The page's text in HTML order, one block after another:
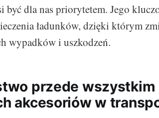
być dla nas priorytetem. Jego
ładunków, dzięki którym
wypadków i uszkodzeń.
przede wszystkim
akcesoriów w